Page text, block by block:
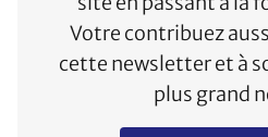
Votre contribuez
cette newsletter et à
plus grand